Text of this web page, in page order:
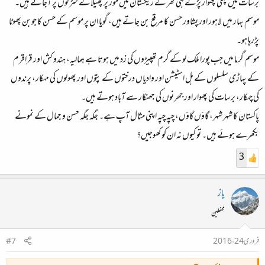
برسات میں پہلی پھوار پڑتے ہی تھر کے ریگستان میں مور پر پھیلائے سڑکوں پر آجاتے ہیں۔
موسم بہار میں لاہور اور پشاور حسن کا مرقع بن جاتے ہیں، گویا ان پر موسم کے حسن کا جوبن پھوٹا
پڑرہا ہو۔
موسم گرما میں جب پورا ملک لو کے گرم تھپیڑوں کی زد میں ہوتا ہے ہمالیہ، ہندو کش اور قراقرم
کے پہاڑی سلسلوں کے ہل اسٹیشن اور وادیاں درختوں کے پتوں اور پھولوں کی مہکار، پرندوں
کی چہکار، برسات کی پھوار اور جھرنوں کی جھنکار سے آباد ہوتے ہیں۔
پاکستان کا شہر شہر، گاؤں گاؤں، چپہ چپہ اپنی مثال آپ ہے۔ جگہ جگہ حسن و جمال کے نمونے
بکھرے ہوئے ہیں۔ تو کیوں نہ ان کو کھوجیں؟
3
یاز
محفلین
فروری 24، 2016
#7